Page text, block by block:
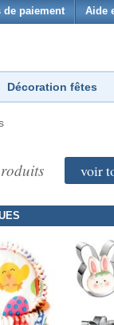
de paiement Aide
Décoration fêtes
voir